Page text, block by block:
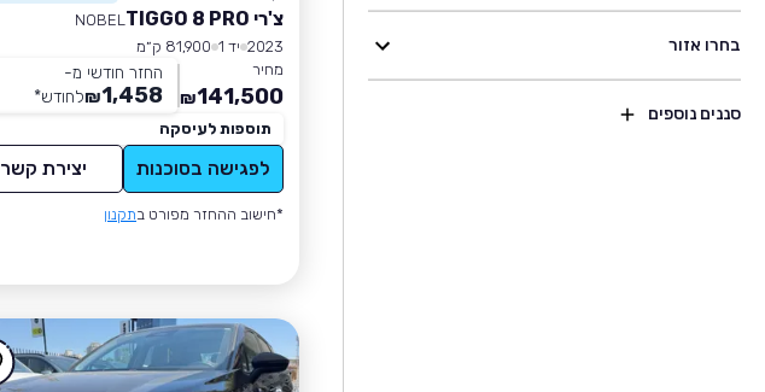
בחרו אזור
סננים נוספים
צ'רי TIGGO 8 PRO
NOBEL
2023 יד 1
81,900 ק״מ
מחיר
141,500
₪
החזר חודשי מ-
1,458
₪לחודש*
תוספות לעיסקה
לפגישה בסוכנות יצירת קשר
*חישוב ההחזר מפורט בתקנון